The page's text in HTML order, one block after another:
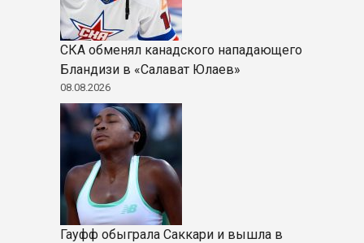
СКА обменял канадского нападающего
Бландизи в «Салават Юлаев»
08.08.2026
Гауфф обыграла Саккари и вышла в